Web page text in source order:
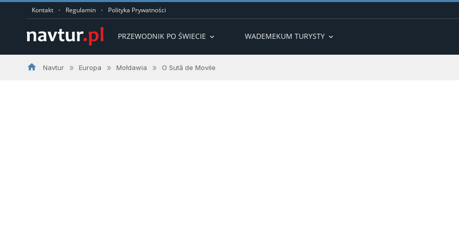
Kontakt · Regulamin · Polityka Prywatności
PRZEWODNIK PO ŚWIECIE expand_more WADEMEKUM TURYSTY expand_more
home Navtur » Europa » Mołdawia » O Sută de Movile